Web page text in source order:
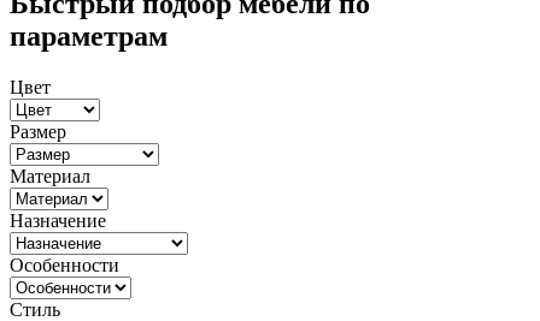
параметрам
Цвет
Размер
Материал
Назначение
Особенности
Стиль